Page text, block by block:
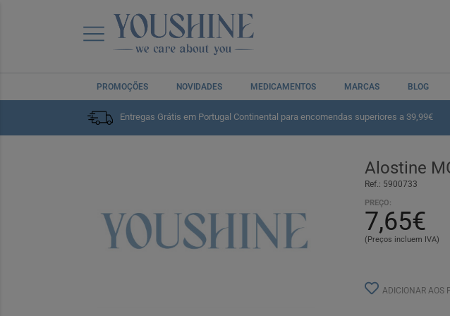
PROMOÇÕES NOVIDADES MEDICAMENTOS MARCAS BLOG
Entregas Grátis em Portugal Continental para encomendas superiores a 39,99€
Alostine
Ref.: 5900733
PREÇO:
7,65€
(Preços incluem IVA)
ADICIONAR AOS